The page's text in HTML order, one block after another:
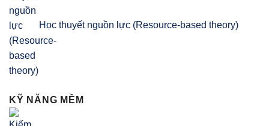
Học thuyết nguồn lực (Resource-based theory)
KỸ NĂNG MỀM